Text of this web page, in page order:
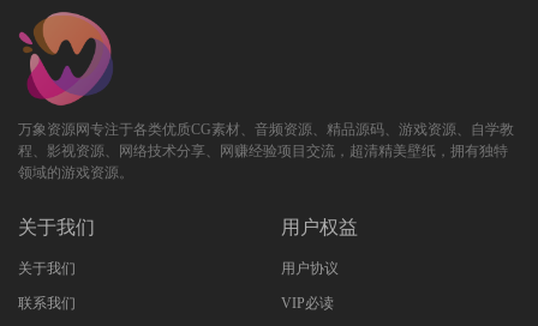
万象资源网专注于各类优质CG素材、音频资源、精品源码、游戏资源、自学教
程、影视资源、网络技术分享、网赚经验项目交流，超清精美壁纸，拥有独特
领域的游戏资源。
关于我们
关于我们
联系我们
用户权益
用户协议
VIP必读